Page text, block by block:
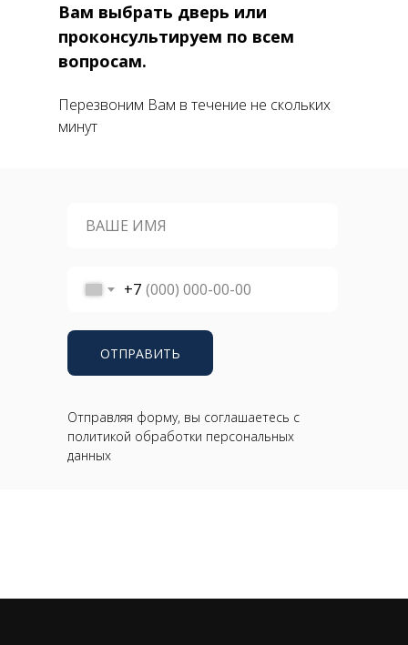
+7
ОТПРАВИТЬ
Вам выбрать дверь или
проконсультируем по всем
вопросам.
Перезвоним Вам в течение не скольких
минут
Отправляя форму, вы соглашаетесь с
политикой обработки персональных
данных